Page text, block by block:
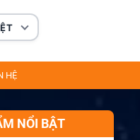
HỆ
NỔI BẬT